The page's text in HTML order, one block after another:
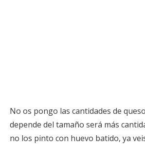
No os pongo las cantidades de
depende del tamaño será más
no los pinto con huevo batido, ya